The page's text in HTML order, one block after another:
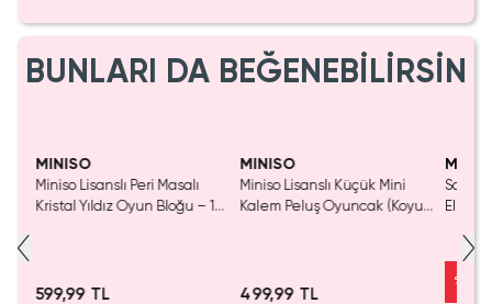
BUNLARI DA BEĞENEBİLİRSİN
MINISO
Miniso Lisanslı Peri Masalı
Kristal Yıldız Oyun Bloğu – 14
599,99 TL
MINISO
Miniso Lisanslı Küçük Mini
Kalem Peluş Oyuncak (Koyu
499,99 TL
Sanrio
Elma
%